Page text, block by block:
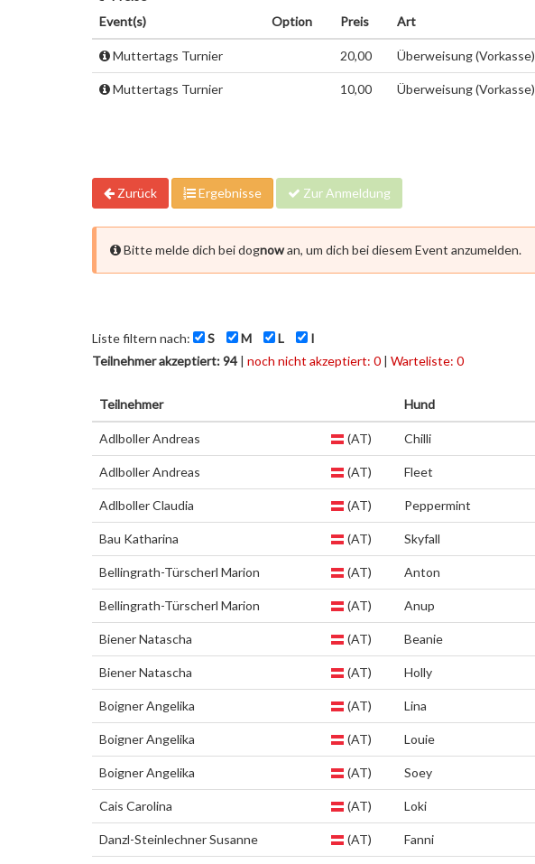
Event(s)
Option Preis Art
Muttertags Turnier 20,00 Überweisung (Vorkasse)
Muttertags Turnier 10,00 Überweisung (Vorkasse)
Zurück Ergebnisse Zur Anmeldung
Bitte melde dich bei dognowan, um dich bei diesem Event anzumelden.
Liste filtern nach: S M L
I
Teilnehmer akzeptiert: 94 | noch nicht akzeptiert: 0 | Warteliste: 0
Teilnehmer Hund
Adlboller Andreas (AT) Chilli
Adlboller Andreas (AT) Fleet
Adlboller Claudia (AT) Peppermint
Bau Katharina (AT) Skyfall
Bellingrath-Türscherl Marion (AT) Anton
Bellingrath-Türscherl Marion (AT) Anup
Biener Natascha (AT) Beanie
Biener Natascha (AT) Holly
Boigner Angelika (AT) Lina
Boigner Angelika (AT) Louie
Boigner Angelika (AT) Soey
Cais Carolina (AT) Loki
Danzl-Steinlechner Susanne (AT) Fanni